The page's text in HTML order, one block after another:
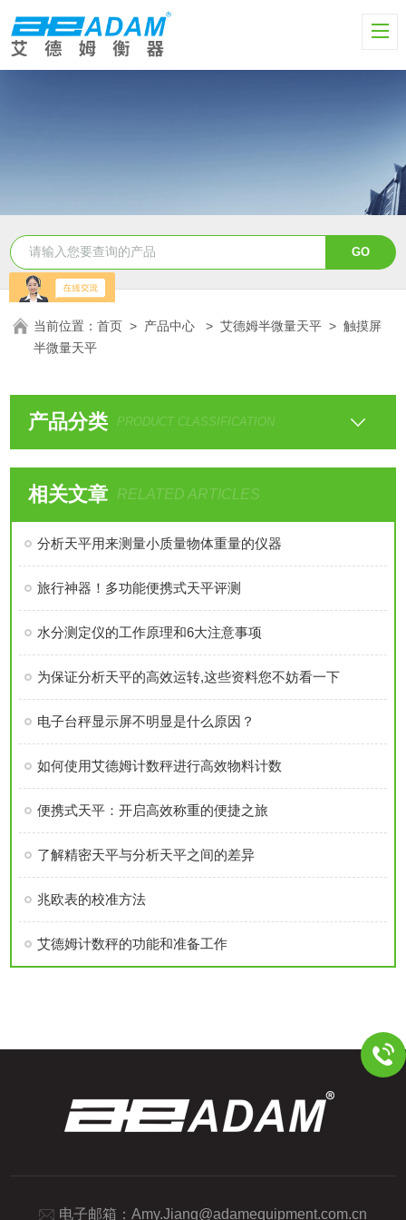
当前位置：首页 > 产品中心 >艾德姆半微量天平 >触摸屏
半微量天平
产品分类 PRODUCT CLASSIFICATION
相关文章 RELATED ARTICLES
分析天平用来测量小质量物体重量的仪器
旅行神器！多功能便携式天平评测
水分测定仪的工作原理和6大注意事项
为保证分析天平的高效运转,这些资料您不妨看一下
电子台秤显示屏不明显是什么原因？
如何使用艾德姆计数秤进行高效物料计数
便携式天平：开启高效称重的便捷之旅
了解精密天平与分析天平之间的差异
兆欧表的校准方法
艾德姆计数秤的功能和准备工作
电子邮箱： Amy.Jiang@adamequipment.com.cn